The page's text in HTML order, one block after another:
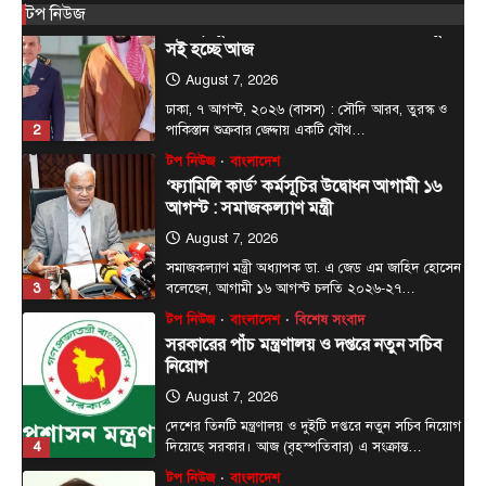
টপ নিউজ
3
‘ফ্যামিলি কার্ড’ কর্মসূচির উদ্বোধন আগামী ১৬
আগস্ট : সমাজকল্যাণ মন্ত্রী
August 7, 2026
সমাজকল্যাণ মন্ত্রী অধ্যাপক ডা. এ জেড এম জাহিদ হোসেন
বলেছেন, আগামী ১৬ আগস্ট চলতি ২০২৬-২৭…
4
টপ নিউজ বাংলাদেশ
সরকারের পাঁচ মন্ত্রণালয় ও দপ্তরে নতুন সচিব
নিয়োগ
August 7, 2026
দেশের তিনটি মন্ত্রণালয় ও দুইটি দপ্তরে নতুন সচিব নিয়োগ
দিয়েছে সরকার। আজ (বৃহস্পতিবার) এ সংক্রান্ত…
5
টপ নিউজ বাংলাদেশ
‘বাংলাদেশের জনগণের অনুভূতির বিষয়ে
ভারতকে আরও বেশি সংবেদনশীল হতে হবে’
August 7, 2026
পররাষ্ট্র প্রতিমন্ত্রী শামা ওবায়েদ ইসলাম বলেছেন,
বাংলাদেশের জনগণের অনুভূতি ও সংবেদনশীলতার বিষয়ে